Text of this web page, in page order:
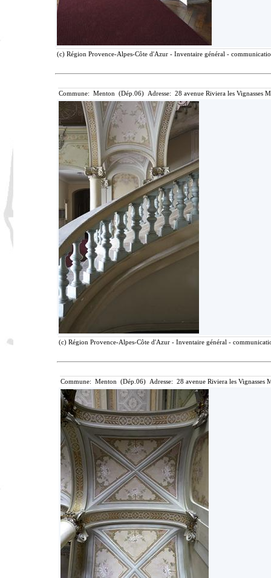
(c) Région Provence-Alpes-Côte d'Azur - Inventaire général -
Commune: Menton (Dép.06) Adresse: 28 avenue Riviera les Vignasses
(c) Région Provence-Alpes-Côte d'Azur - Inventaire général -
Commune: Menton (Dép.06) Adresse: 28 avenue Riviera les